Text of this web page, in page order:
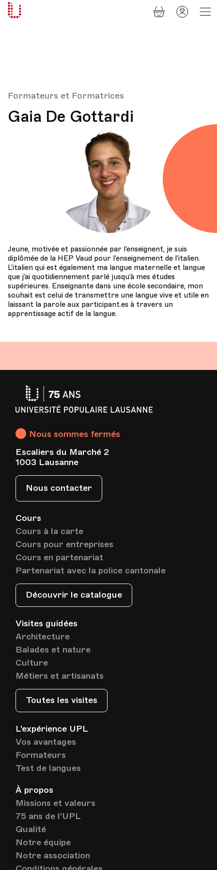
Formateurs et Formatrices
Gaia De Gottardi
Jeune, motivée et passionnée par l’enseignent, je suis
diplômée de la HEP Vaud pour l’enseignement de l’italien.
L’italien qui est également ma langue maternelle et langue
que j’ai quotidiennement parlé jusqu’à mes études
supérieures. Enseignante dans une école secondaire, mon
souhait est celui de transmettre une langue vive et utile en
laissant la parole aux participant.es à travers un
apprentissage actif de la langue.
Cours
Cours à la carte
Cours pour entreprises
Cours en partenariat
Partenariat avec la police cantonale
Découvrir le catalogue
Visites guidées
Architecture
Balades et nature
Culture
Métiers et artisanats
Toutes les visites
L'expérience UPL
Vos avantages
Formateurs
Test de langues
À propos
Missions et valeurs
75 ans de l'UPL
Qualité
Notre équipe
Notre association
Nous sommes fermés
Escaliers du Marché 2
1003 Lausanne
Nous contacter
Panier
Mon